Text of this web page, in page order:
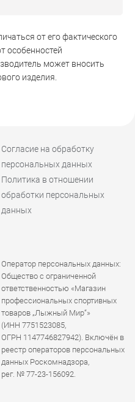
от его фактического
особенностей
может вносить
изделия.
Согласие на обработку
персональных данных
Политика в отношении
обработки персональных
данных
Оператор персональных данных:
Общество с ограниченной
ответственностью «Магазин
профессиональных спортивных
товаров „Лыжный Мир“»
(ИНН 7751523085,
ОГРН 1147746827942). Включён в
реестр операторов персональных
данных Роскомнадзора,
рег. № 77-23-156092.